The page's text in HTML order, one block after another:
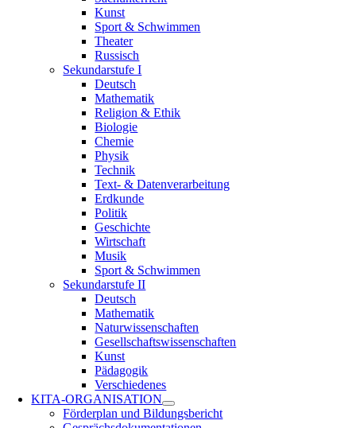
Kunst
Sport & Schwimmen
Theater
Russisch
Sekundarstufe I
Deutsch
Mathematik
Religion & Ethik
Biologie
Chemie
Physik
Technik
Text- & Datenverarbeitung
Erdkunde
Politik
Geschichte
Wirtschaft
Musik
Sport & Schwimmen
Sekundarstufe II
Deutsch
Mathematik
Naturwissenschaften
Gesellschaftswissenschaften
Kunst
Pädagogik
Verschiedenes
KITA-ORGANISATION
Förderplan und Bildungsbericht